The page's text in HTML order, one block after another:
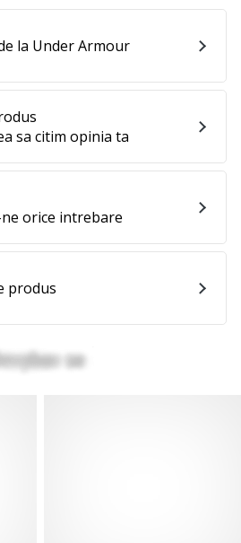
sa citim opinia ta
orice intrebare
produs
la Under Armour